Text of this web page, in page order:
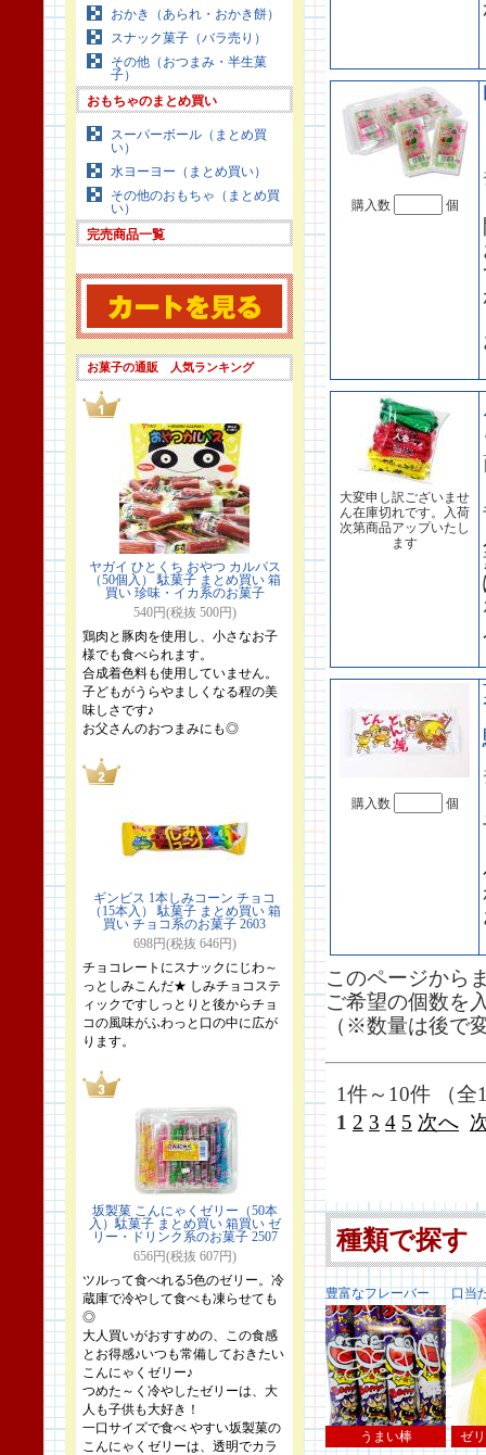
おかき（あられ・おかき餅）
スナック菓子（バラ売り）
その他（おつまみ・半生菓
子）
おもちゃのまとめ買い
スーパーボール（まとめ買
い）
水ヨーヨー（まとめ買い）
その他のおもちゃ（まとめ買
い）
完売商品一覧
お菓子の通販 人気ランキング
ヤガイ ひとくち おやつ カルパス
（50個入） 駄菓子 まとめ買い 箱
買い 珍味・イカ系のお菓子
540円(税抜 500円)
鶏肉と豚肉を使用し、小さなお子
様でも食べられます。
合成着色料も使用していません。
子どもがうらやましくなる程の美
味しさです♪
お父さんのおつまみにも◎
ギンビス 1本しみコーン チョコ
（15本入） 駄菓子 まとめ買い 箱
買い チョコ系のお菓子 2603
698円(税抜 646円)
チョコレートにスナックにじわ～
っとしみこんだ★ しみチョコステ
ィックですしっとりと後からチョ
コの風味がふわっと口の中に広が
ります。
坂製菓 こんにゃくゼリー（50本
入）駄菓子 まとめ買い 箱買い ゼ
リー・ドリンク系のお菓子 2507
656円(税抜 607円)
ツルって食べれる5色のゼリー。冷
蔵庫で冷やして食べも凍らせても
◎
大人買いがおすすめの、この食感
とお得感♪いつも常備しておきたい
こんにゃくゼリー♪
つめた～く冷やしたゼリーは、大
人も子供も大好き！
一口サイズで食べ やすい坂製菓の
こんにゃくゼリーは、透明でカラ
購入数 個
大変申し訳ございませ
ん在庫切れです。入荷
次第商品アップいたし
ます
購入数 個
このページから
ご希望の個数を
（※数量は後で
1件～10件 （
1 2 3 4 5 次へ
種類で探す
豊富なフレーバー
うまい棒
口当
ゼ